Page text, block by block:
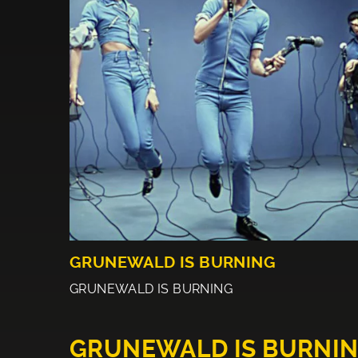
GRUNEWALD IS BURNING
GRUNEWALD IS BURNING
GRUNEWALD IS